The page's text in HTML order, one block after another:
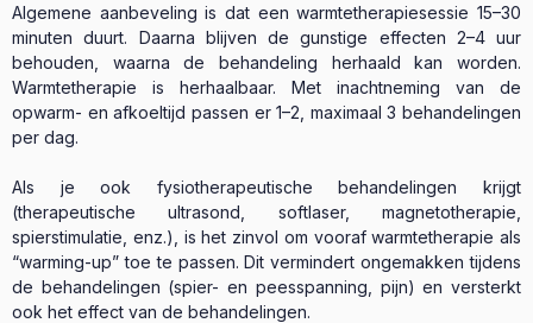
Algemene aanbeveling is dat een warmtetherapiesessie 15–30
minuten duurt. Daarna blijven de gunstige effecten 2–4 uur
behouden, waarna de behandeling herhaald kan worden.
Warmtetherapie is herhaalbaar. Met inachtneming van de
opwarm- en afkoeltijd passen er 1–2, maximaal 3 behandelingen
per dag.
Als je ook fysiotherapeutische behandelingen krijgt
(therapeutische ultrasond, softlaser, magnetotherapie,
spierstimulatie, enz.), is het zinvol om vooraf warmtetherapie als
“warming-up” toe te passen. Dit vermindert ongemakken tijdens
de behandelingen (spier- en peesspanning, pijn) en versterkt
ook het effect van de behandelingen.